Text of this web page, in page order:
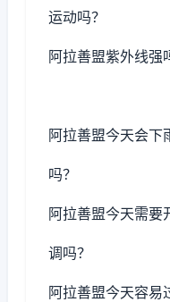
运动吗？
阿拉善盟紫外线强
阿拉善盟今天会下
吗？
阿拉善盟今天需要
调吗？
阿拉善盟今天容易